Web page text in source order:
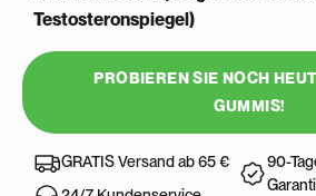
Testosteronspiegel)
PROBIEREN SIE NOCH
GUMMIS!
GRATIS Versand ab 65 €
90-